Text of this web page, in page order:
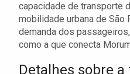
capacidade de transporte
mobilidade urbana de São
demanda dos
como a que conecta
Detalhes sobre